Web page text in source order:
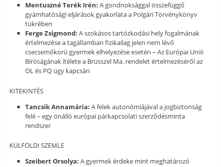
Mentuszné Terék Irén:A gondnoksággal összefüggő
gyámhatósági eljárások gyakorlata a Polgári Törvénykönyv
tükrében
Ferge Zsigmond: A szokásos tartózkodási hely fogalmának
értelmezése a tagállamban fizikailag jelen nem lévő
csecsemőkorú gyermek elhelyezése esetén – Az Európai Unió
Bíróságának ítélete a Brüsszel Ma. rendelet értelmezéséről az
OL és PQ ügy kapcsán
KITEKINTÉS
Tancsik Annamária: A felek autonómiájával a jogbiztonság
felé – egy önálló európai párkapcsolati szerződésminta
rendszer
KÜLFÖLDI SZEMLE
Szeibert Orsolya: A gyermek érdeke mint meghatározó